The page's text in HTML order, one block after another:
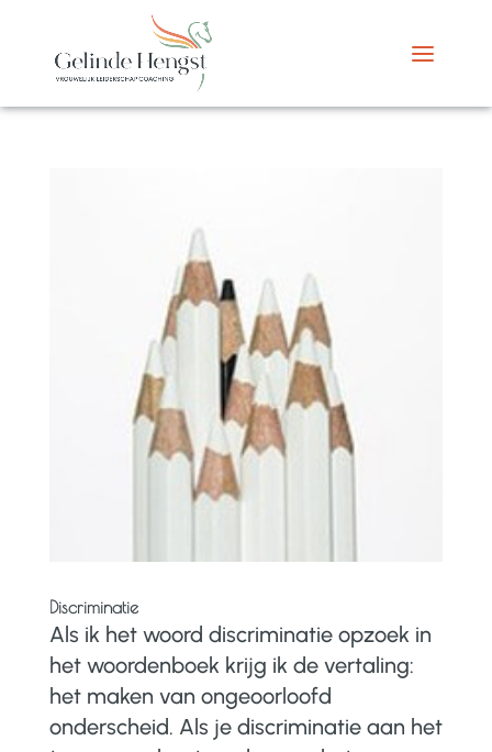
Discriminatie
Als ik het woord discriminatie opzoek in
het woordenboek krijg ik de vertaling:
het maken van ongeoorloofd
onderscheid. Als je discriminatie aan het